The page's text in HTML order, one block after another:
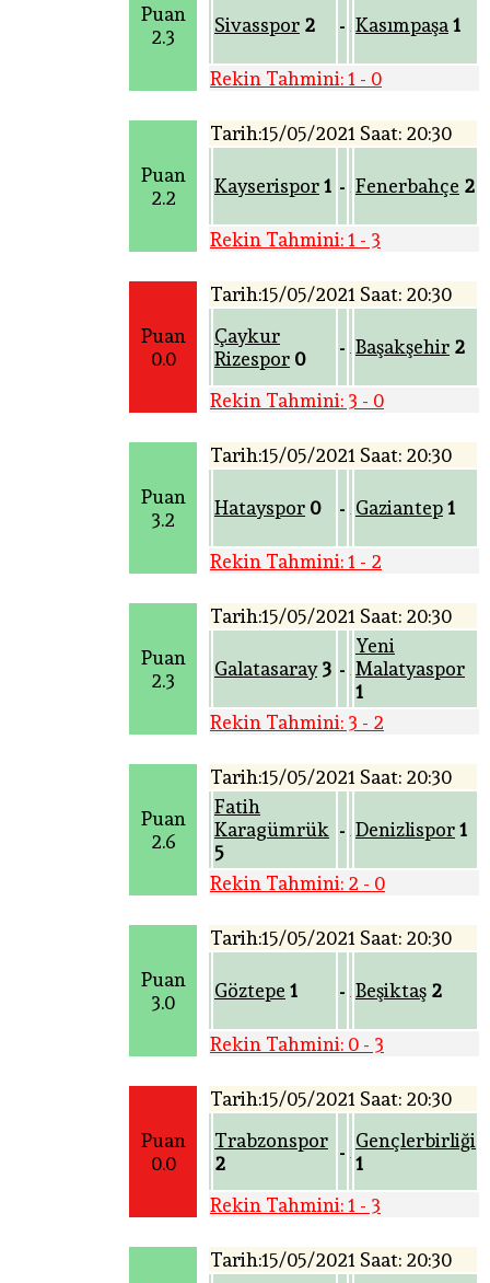
Puan
2.3
Sivasspor 2 - Kasımpaşa1
Rekin Tahmini: 1 - 0
Puan
2.2
Tarih:15/05/2021 Saat: 20:30
Kayserispor1 - Fenerbahçe 2
Rekin Tahmini: 1 - 3
Puan
0.0
Tarih:15/05/2021 Saat: 20:30
Çaykur
Rizespor 0
- Başakşehir 2
Rekin Tahmini: 3 - 0
Puan
3.2
Tarih:15/05/2021 Saat: 20:30
Hatayspor 0 - Gaziantep1
Rekin Tahmini: 1 - 2
Puan
2.3
Tarih:15/05/2021 Saat: 20:30
Galatasaray 3 -
Yeni
Malatyaspor
1
Rekin Tahmini: 3 - 2
Puan
2.6
Tarih:15/05/2021 Saat: 20:30
Fatih
Karagümrük
5
- Denizlispor1
Rekin Tahmini: 2 - 0
Puan
3.0
Tarih:15/05/2021 Saat: 20:30
Göztepe 1 - Beşiktaş 2
Rekin Tahmini: 0 - 3
Puan
0.0
Tarih:15/05/2021 Saat: 20:30
Trabzonspor
2
- Gençlerbirliği
1
Rekin Tahmini: 1 - 3
Tarih:15/05/2021 Saat: 20:30